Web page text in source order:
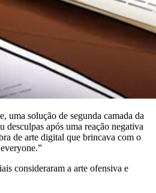
uma solução de segunda camada da
desculpas após uma reação negativa
de arte digital que brincava com o
consideraram a arte ofensiva e